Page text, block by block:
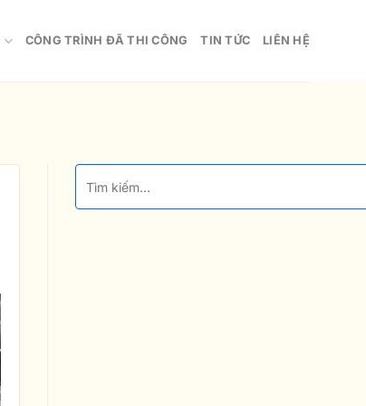
CÔNG TRÌNH ĐÃ THI CÔNG TIN TỨC LIÊN HỆ